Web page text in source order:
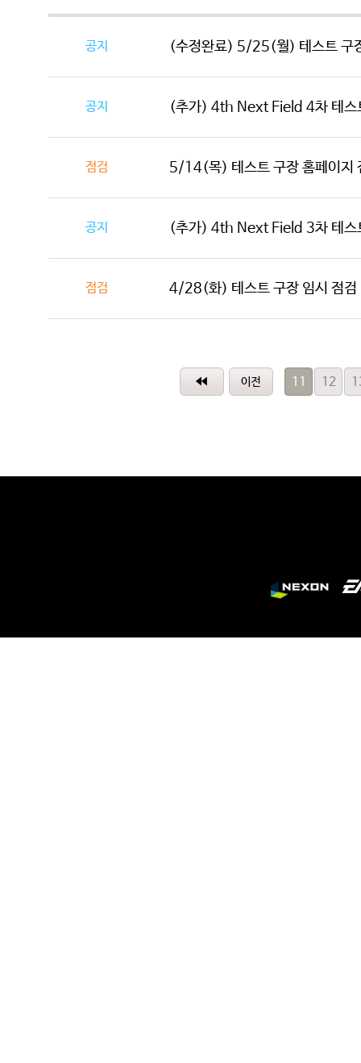
공지 (수정완료) 5/25(월) 테스트 구
공지 (추가) 4th Next Field 4차 테스
점검 5/14(목) 테스트 구장 홈페이
공지 (추가) 4th Next Field 3차 테스
점검 4/28(화) 테스트 구장 임시 점
11 12